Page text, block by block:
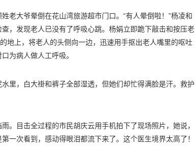
老大爷晕倒在花山湾旅游超市门口。“有人晕倒啦！”杨凌和
，发现老人已没有了呼吸心跳。杨娟立即跪下敲击和按压老
地上，将老人的头侧向一边，迅速用手抠出老人嘴里的呕吐
为病人做人工呼吸。
里，白大褂和裤子全部湿透，但她们却忙得满脸是汗。救护
。目击全过程的市民胡庆云用手机拍下了现场照片，她说，
一次看到，感动得眼泪都流下来了。这个医生境界太高了！